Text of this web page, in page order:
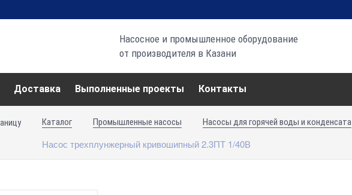
Насосное и промышленное оборудование
от производителя в Казани
Доставка Выполненные проекты Контакты
Каталог Промышленные насосы Насосы для горячей воды и конденсата
Насос трехплунжерный кривошипный 2.3ПТ 1/40В